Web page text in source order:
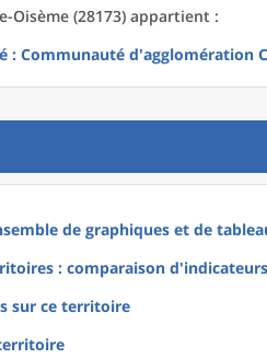
Oisème (28173) appartient :
: Communauté d'agglomération
de graphiques et de
: comparaison
sur ce territoire